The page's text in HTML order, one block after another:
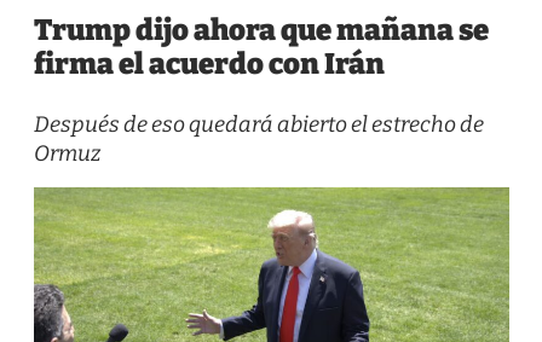
Trump dijo ahora que mañana se
firma el acuerdo con Irán
Después de eso quedará abierto el estrecho de
Ormuz